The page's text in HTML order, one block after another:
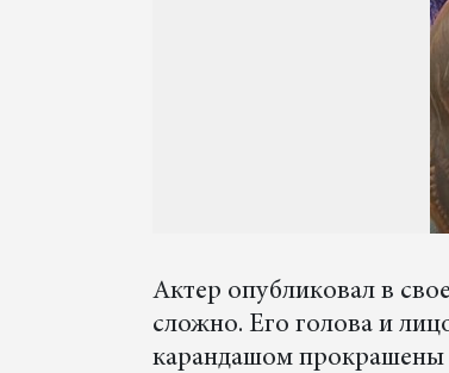
Актер опубликовал в
сложно. Его голова и
карандашом прокрашены